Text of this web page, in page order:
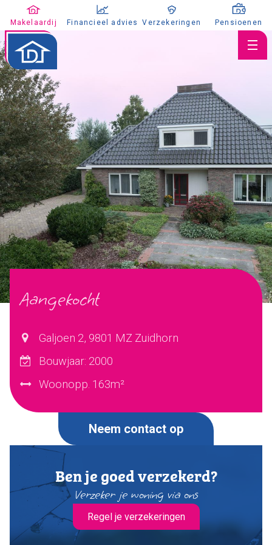
Makelaardij Financieel advies Verzekeringen Pensioenen
Huis verkopen
Huis kopen
Huis taxeren
Aanbod
Koopaanbod
Huuraanbod
Nieuwbouw
Aangekocht
Verkocht
Dijkstra Makelaardij & Financieel advies
Makelaardij
Financieel advies
Verzekeringen
Pensioenen
Makelaardij
Huis verkopen
Huis kopen
Huis taxeren
Aangekocht
Galjoen 2, 9801 MZ Zuidhorn
Bouwjaar: 2000
Woonopp. 163m²
Neem contact op
Ben je goed verzekerd?
Verzeker je woning via ons
Regel je verzekeringen